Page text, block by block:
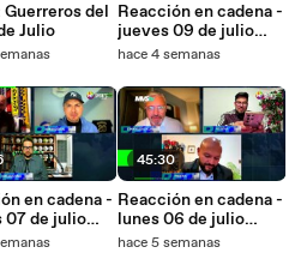
del
Julio
en cadena -
07 de julio
Reacción en cadena -
jueves 09 de julio
2026
hace 4 semanas
45:30
Reacción en cadena -
lunes 06 de julio
2026
hace 5 semanas